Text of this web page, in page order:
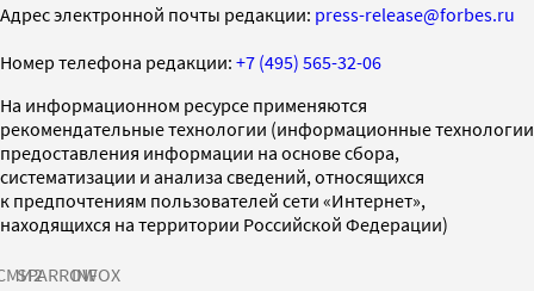
Адрес электронной почты редакции: press-release@forbes.ru
Номер телефона редакции: +7 (495) 565-32-06
На информационном ресурсе применяются
рекомендательные технологии (информационные технологии
предоставления информации на основе сбора,
систематизации и анализа сведений, относящихся
к предпочтениям пользователей сети «Интернет»,
находящихся на территории Российской Федерации)
SPARROWINFOX